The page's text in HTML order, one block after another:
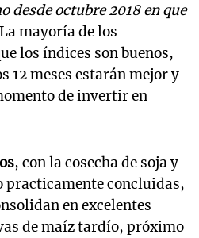
desde octubre 2018 en que
mayoría de los
los índices son buenos,
12 meses estarán mejor y
de invertir en
, con la cosecha de soja y
practicamente concluidas,
en excelentes
de maíz tardío, próximo